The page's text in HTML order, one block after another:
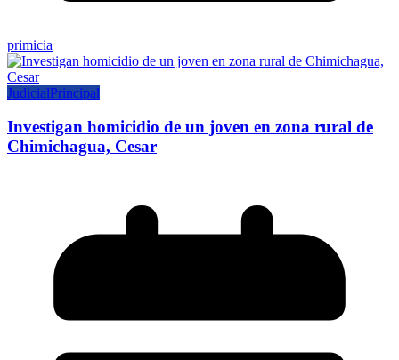
primicia
JudicialPrincipal
Investigan homicidio de un joven en zona rural de
Chimichagua, Cesar